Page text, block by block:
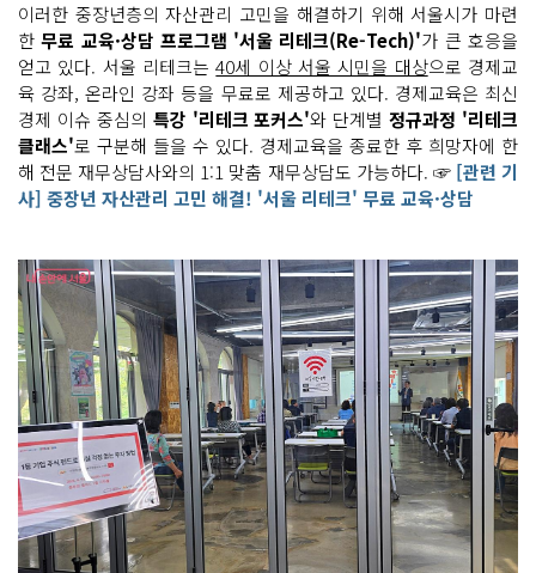
이러한 중장년층의 자산관리 고민을 해결하기 위해 서울시가 마련
한무료 교육·상담 프로그램 '서울 리테크(Re-Tech)'가 큰 호응을
얻고 있다. 서울 리테크는40세 이상 서울 시민을 대상으로 경제교
육 강좌, 온라인 강좌 등을 무료로 제공하고 있다. 경제교육은 최신
경제 이슈 중심의 특강 '리테크 포커스'와 단계별정규과정 '리테크
클래스'로 구분해 들을 수 있다. 경제교육을 종료한 후 희망자에 한
해 전문 재무상담사와의 1:1 맞춤 재무상담도 가능하다. ☞[관련 기
사] 중장년 자산관리 고민 해결! '서울 리테크' 무료 교육·상담